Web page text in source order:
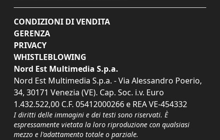
CONDIZIONI DI VENDITA
GERENZA
PRIVACY
WHISTLEBLOWING
Nord Est Multimedia S.p.a.
Nord Est Multimedia S.p.a. - Via Alessandro Poerio,
34, 30171 Venezia (VE). Cap. Soc. i.v. Euro
1.432.522,00 C.F. 05412000266 e REA VE-454332
I diritti delle immagini e dei testi sono riservati. È
espressamente vietata la loro riproduzione con qualsiasi
mezzo e l'adattamento totale o parziale.